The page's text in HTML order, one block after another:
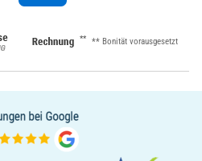
** ** Bonität vorausgesetzt